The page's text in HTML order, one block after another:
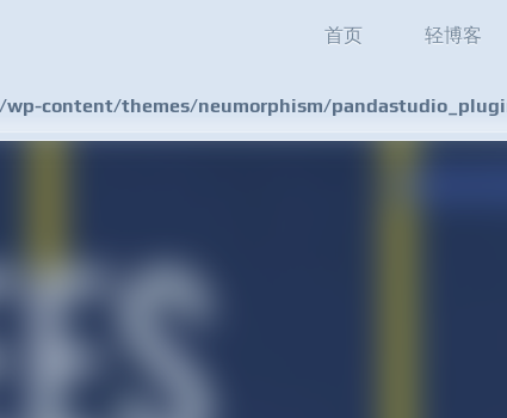
首页 轻博客
content/themes/neumorphism/